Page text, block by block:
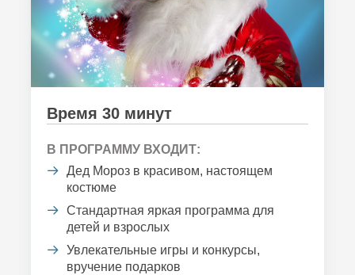
Время 30 минут
В ПРОГРАММУ ВХОДИТ:
Дед Мороз в красивом, настоящем
костюме
Стандартная яркая программа для
детей и взрослых
Увлекательные игры и конкурсы,
вручение подарков